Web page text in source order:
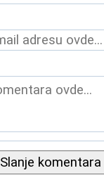
Slanje komentara